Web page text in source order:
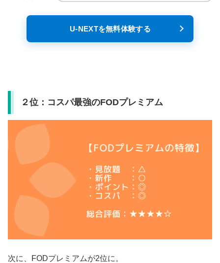
U-NEXTを無料体験する
２位：コスパ最強のFODプレミアム
次に、FODプレミアムが2位に。